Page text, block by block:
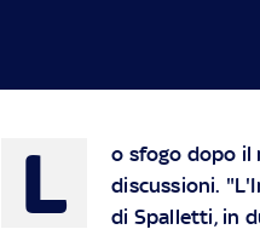
L
o sfogo dopo il
discussioni.
di Spalletti, in